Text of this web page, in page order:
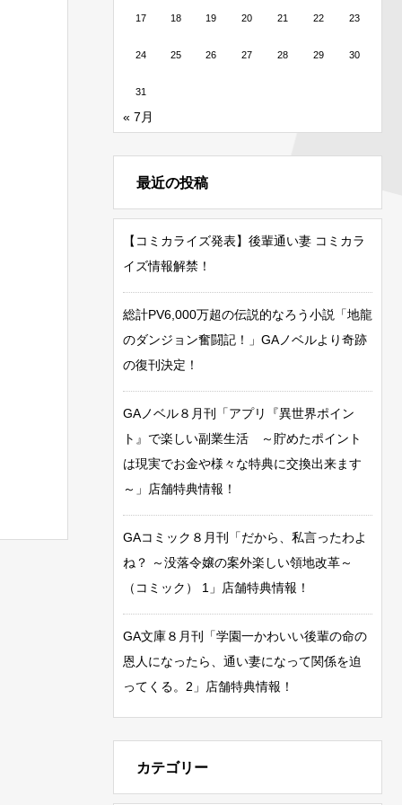
17 18 19 20 21 22 23
24 25 26 27 28 29 30
31
« 7月
最近の投稿
【コミカライズ発表】後輩通い妻 コミカラ
イズ情報解禁！
総計PV6,000万超の伝説的なろう小説「地龍
のダンジョン奮闘記！」GAノベルより奇跡
の復刊決定！
GAノベル８月刊「アプリ『異世界ポイン
ト』で楽しい副業生活 ～貯めたポイント
は現実でお金や様々な特典に交換出来ます
～」店舗特典情報！
GAコミック８月刊「だから、私言ったわよ
ね？ ～没落令嬢の案外楽しい領地改革～
（コミック） 1」店舗特典情報！
GA文庫８月刊「学園一かわいい後輩の命の
恩人になったら、通い妻になって関係を迫
ってくる。2」店舗特典情報！
カテゴリー